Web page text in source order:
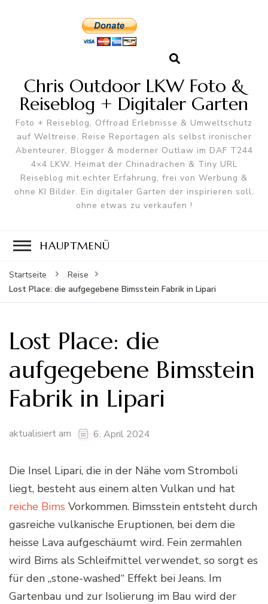
Chris Outdoor LKW Foto &
Reiseblog + Digitaler Garten
Foto + Reiseblog, Offroad Erlebnisse & Umweltschutz
auf Weltreise. Reise Reportagen als selbst ironischer
Abenteurer, Blogger & moderner Outlaw im DAF T244
4×4 LKW. Heimat der Chinadrachen & Tiny URL
Reiseblog mit echter Erfahrung, frei von Werbung &
ohne KI Bilder. Ein digitaler Garten der inspirieren soll,
ohne etwas zu verkaufen !
HAUPTMENÜ
Startseite
Reise
Lost Place: die aufgegebene Bimsstein Fabrik in Lipari
Lost Place: die
aufgegebene Bimsstein
Fabrik in Lipari
aktualisiert am 6. April 2024
Die Insel Lipari, die in der Nähe vom Stromboli
liegt, besteht aus einem alten Vulkan und hat
reiche Bims Vorkommen. Bimsstein entsteht durch
gasreiche vulkanische Eruptionen, bei dem die
heisse Lava aufgeschäumt wird. Fein zermahlen
wird Bims als Schleifmittel verwendet, so sorgt es
für den „stone-washed“ Effekt bei Jeans. Im
Gartenbau und zur Isolierung im Bau wird der